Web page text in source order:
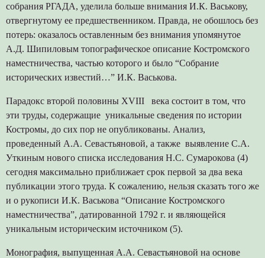
собрания РГАДА, уделила больше внимания И.К. Васькову,
отвергнутому ее предшественником. Правда, не обошлось без
потерь: оказалось оставленным без внимания упомянутое
А.Д. Шипиловым топографическое описание Костромского
наместничества, частью которого и было “Собрание
исторических известий…” И.К. Васькова.
Парадокс второй половины XVIII века состоит в том, что
эти труды, содержащие уникальные сведения по истории
Костромы, до сих пор не опубликованы. Анализ,
проведенный А.А. Севастьяновой, а также выявление С.А.
Уткиным нового списка исследования Н.С. Сумарокова (4)
сегодня максимально приближает срок первой за два века
публикации этого труда. К сожалению, нельзя сказать того же
и о рукописи И.К. Васькова “Описание Костромского
наместничества”, датированной 1792 г. и являющейся
уникальным историческим источником (5).
Монография, выпущенная А.А. Севастьяновой на основе